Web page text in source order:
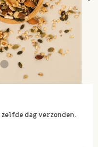
dag verzonden.